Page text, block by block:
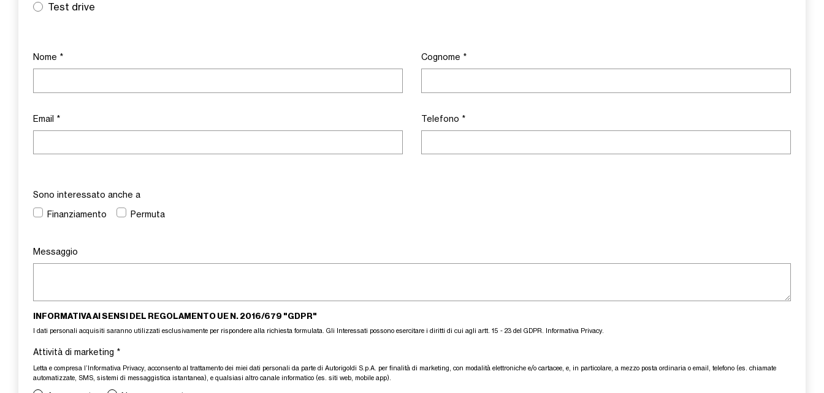
Test drive
Nome * Cognome *
Email * Telefono *
Sono interessato anche a
Finanziamento
Permuta
Messaggio
INFORMATIVA AI SENSI DEL REGOLAMENTO UE N. 2016/679 "GDPR"
I dati personali acquisiti saranno utilizzati esclusivamente per rispondere alla richiesta formulata. Gli Interessati possono esercitare i diritti di cui agli artt. 15 - 23 del GDPR.
Informativa Privacy.
Attività di marketing *
Letta e compresa l’ Informativa Privacy, acconsento al trattamento dei miei dati personali da parte di Autorigoldi S.p.A. per finalità di marketing, con modalità elettroniche e/o cartacee, e, in particolare, a mezzo posta ordinaria o email, telefono (es. chiamate
automatizzate, SMS, sistemi di messaggistica istantanea), e qualsiasi altro canale informatico (es. siti web, mobile app).